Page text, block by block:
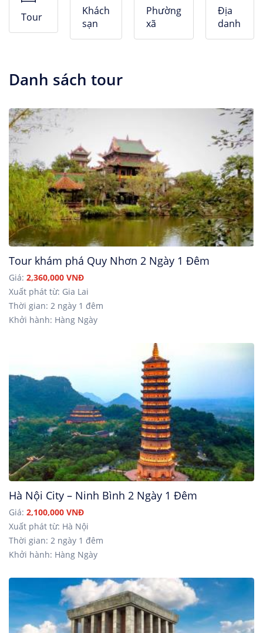
Căn hộ dịch vụ
Tour
Khách
sạn
Phường
xã
Địa
danh
Danh sách tour
Tour khám phá Quy Nhơn 2 Ngày 1 Đêm
Giá: 2,360,000 VNĐ
Xuất phát từ: Gia Lai
Thời gian: 2 ngày 1 đêm
Khởi hành: Hàng Ngày
Hà Nội City – Ninh Bình 2 Ngày 1 Đêm
Giá: 2,100,000 VNĐ
Xuất phát từ: Hà Nội
Thời gian: 2 ngày 1 đêm
Khởi hành: Hàng Ngày